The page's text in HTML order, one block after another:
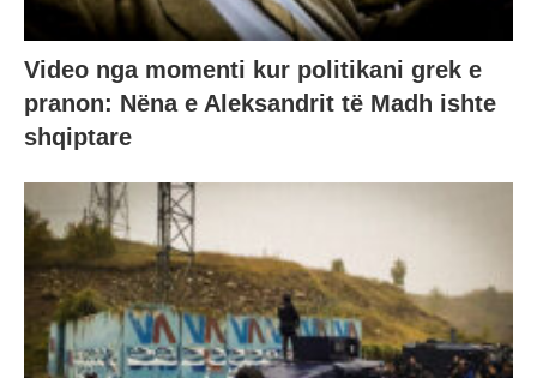
Video nga momenti kur politikani grek e
pranon: Nëna e Aleksandrit të Madh ishte
shqiptare